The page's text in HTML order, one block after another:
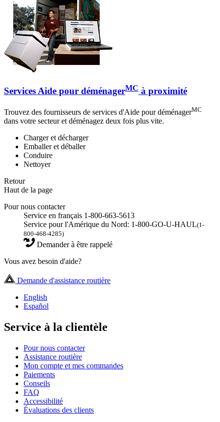
Services Aide pour déménagerMC à proximité
Trouvez des fournisseurs de services d'Aide pour déménagerMC
dans votre secteur et déménagez deux fois plus vite.
Charger et décharger
Emballer et déballer
Conduire
Nettoyer
Retour
Haut de la page
Pour nous contacter
Service en français 1-800-663-5613
Service pour l'Amérique du Nord: 1-800-GO-U-HAUL(1-
800-468-4285)
Demander à être rappelé
Vous avez besoin d'aide?
Demande d'assistance routière
English
Español
Service à la clientèle
Pour nous contacter
Assistance routière
Mon compte et mes commandes
Paiements
Conseils
FAQ
Accessibilité
Évaluations des clients